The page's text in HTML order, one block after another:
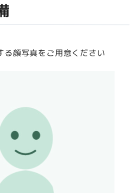
る顔写真をご用意ください